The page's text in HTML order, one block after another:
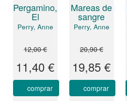
Pergamino,
El
Perry, Anne
12,00 €
11,40 €
comprar
Mareas de
sangre
Perry, Anne
20,90 €
19,85 €
comprar